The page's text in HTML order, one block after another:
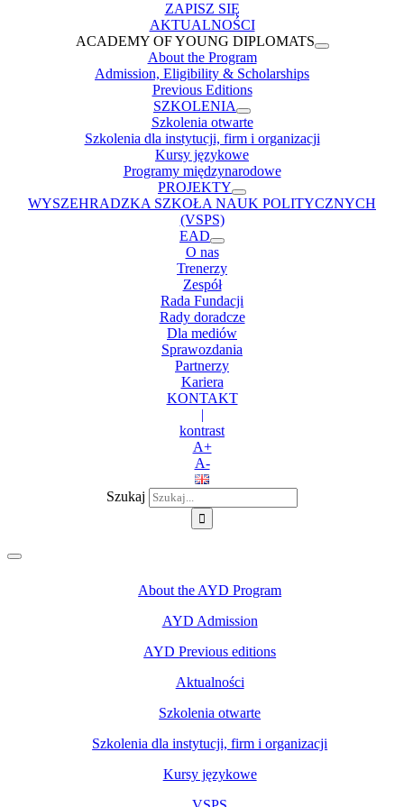
ZAPISZ SIĘ
AKTUALNOŚCI
ACADEMY OF YOUNG DIPLOMATS
About the Program
Admission, Eligibility & Scholarships
Previous Editions
SZKOLENIA
Szkolenia otwarte
Szkolenia dla instytucji, firm i organizacji
Kursy językowe
Programy międzynarodowe
PROJEKTY
WYSZEHRADZKA SZKOŁA NAUK POLITYCZNYCH
(VSPS)
EAD
O nas
Trenerzy
Zespół
Rada Fundacji
Rady doradcze
Dla mediów
Sprawozdania
Partnerzy
Kariera
KONTAKT
|
kontrast
A+
A-
Szukaj
About the AYD Program
AYD Admission
AYD Previous editions
Aktualności
Szkolenia otwarte
Szkolenia dla instytucji, firm i organizacji
Kursy językowe